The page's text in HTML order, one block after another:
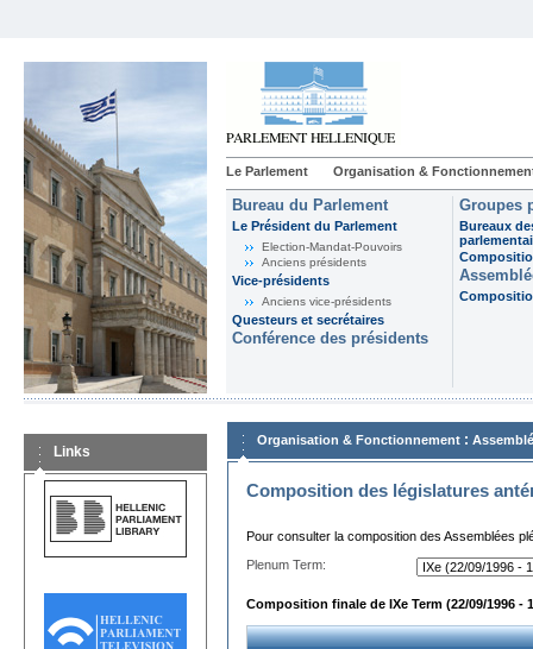
Le Parlement Organisation &
Bureau du Parlement
Le Président du Parlement
Election-Mandat-Pouvoirs
Anciens présidents
Vice-présidents
Anciens vice-présidents
Questeurs et secrétaires
Conférence des présidents
Groupes
Bureaux
Links
Organisation & Fonctionnement :
Composition des législatures
Pour consulter la composition des Assemblées
Plenum Term:
Composition finale de IXe Term (22/09/1996 -